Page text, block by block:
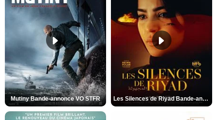
Mutiny Bande-annonce VO STFR Les Silences de Riyad Bande-annonce VO STFR